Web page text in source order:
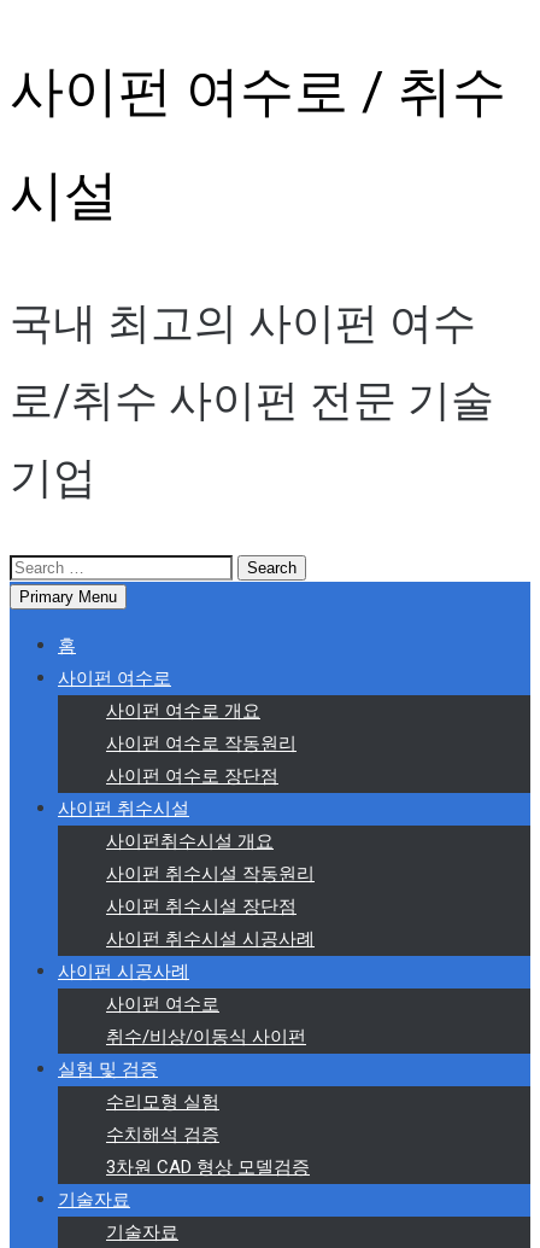
to
content
사이펀 여수로 / 취수
시설
국내 최고의 사이펀 여수
로/취수 사이펀 전문 기술
기업
Search
for:Primary Menu
홈
사이펀 여수로
사이펀 여수로 개요
사이펀 여수로 작동원리
사이펀 여수로 장단점
사이펀 취수시설
사이펀취수시설 개요
사이펀 취수시설 작동원리
사이펀 취수시설 장단점
사이펀 취수시설 시공사례
사이펀 시공사례
사이펀 여수로
취수/비상/이동식 사이펀
실험 및 검증
수리모형 실험
수치해석 검증
3차원 CAD 형상 모델검증
기술자료
기술자료